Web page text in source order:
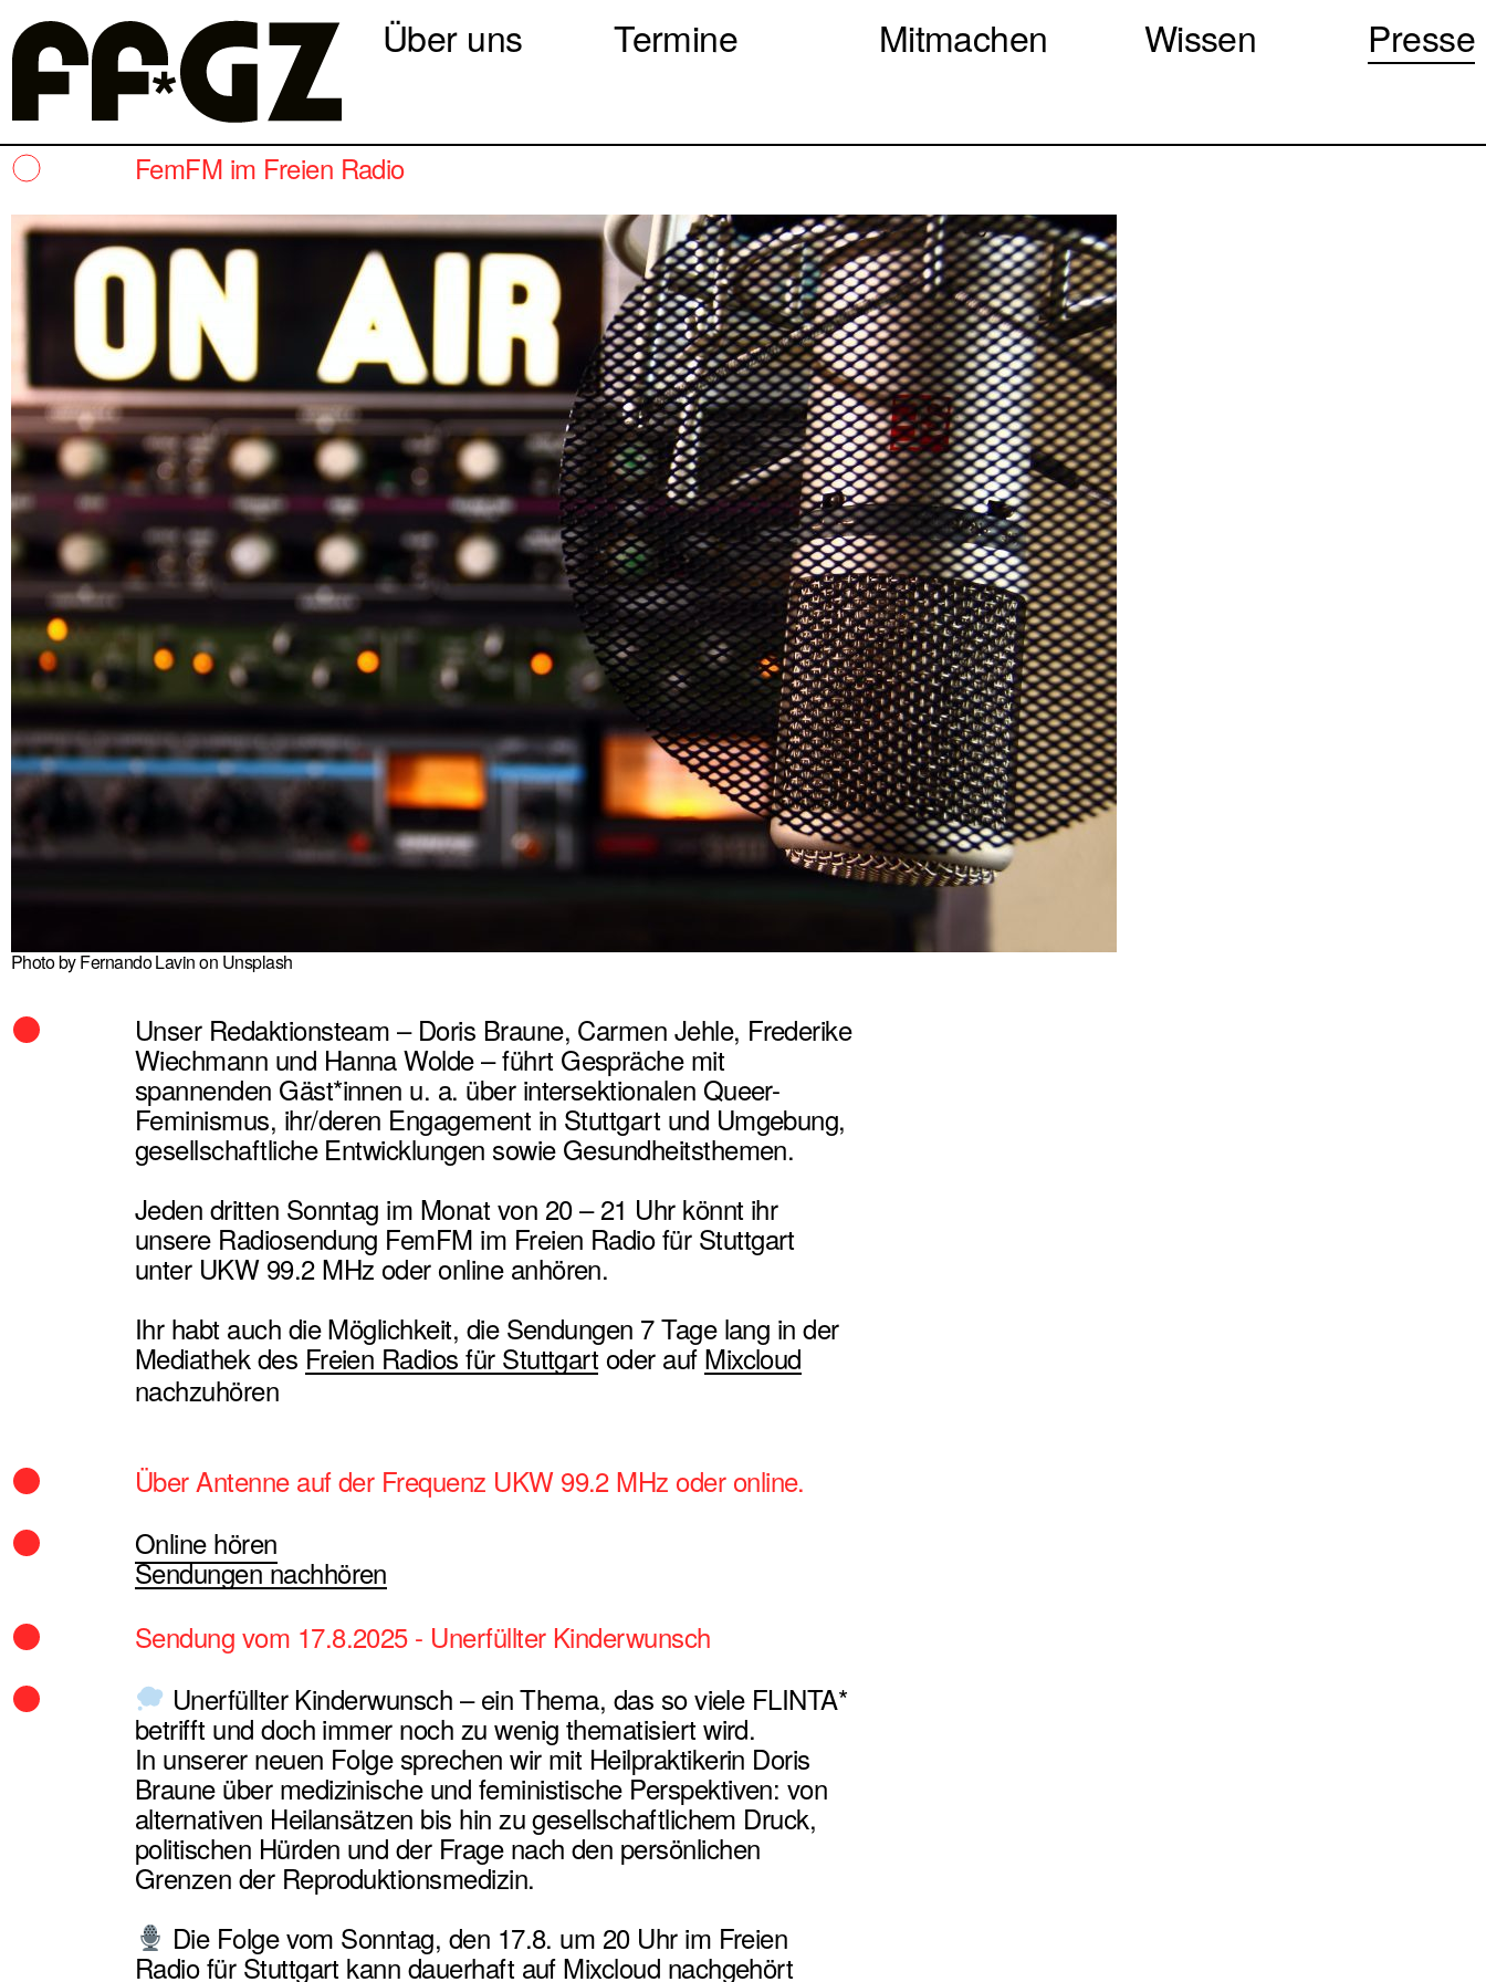
Über uns Termine Mitmachen Wissen Presse
FemFM im Freien Radio
Photo by Fernando Lavin on Unsplash
Unser Redaktionsteam – Doris Braune, Carmen Jehle, Frederike
Wiechmann und Hanna Wolde – führt Gespräche mit
spannenden Gäst*innen u. a. über intersektionalen Queer-
Feminismus, ihr/deren Engagement in Stuttgart und Umgebung,
gesellschaftliche Entwicklungen sowie Gesundheitsthemen.
Jeden dritten Sonntag im Monat von 20 – 21 Uhr könnt ihr
unsere Radiosendung FemFM im Freien Radio für Stuttgart
unter UKW 99.2 MHz oder online anhören.
Ihr habt auch die Möglichkeit, die Sendungen 7 Tage lang in der
Mediathek des Freien Radios für Stuttgartoder aufMixcloud
nachzuhören
Über Antenne auf der Frequenz UKW 99.2 MHz oder online.
Online hören
Sendungen nachhören
Sendung vom 17.8.2025 - Unerfüllter Kinderwunsch
Unerfüllter Kinderwunsch – ein Thema, das so viele FLINTA*
betrifft und doch immer noch zu wenig thematisiert wird.
In unserer neuen Folge sprechen wir mit Heilpraktikerin Doris
Braune über medizinische und feministische Perspektiven: von
alternativen Heilansätzen bis hin zu gesellschaftlichem Druck,
politischen Hürden und der Frage nach den persönlichen
Grenzen der Reproduktionsmedizin.
Die Folge vom Sonntag, den 17.8. um 20 Uhr im Freien
Radio für Stuttgart kann dauerhaft auf Mixcloud nachgehört